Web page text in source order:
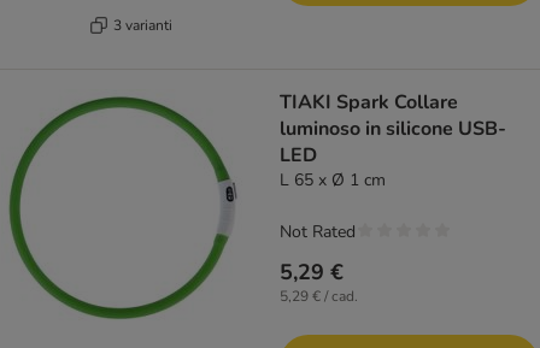
3 varianti
TIAKI Spark Collare
luminoso in silicone USB-
LED
L 65 x Ø 1 cm
5,29 €
5,29 € / cad.
Not Rated